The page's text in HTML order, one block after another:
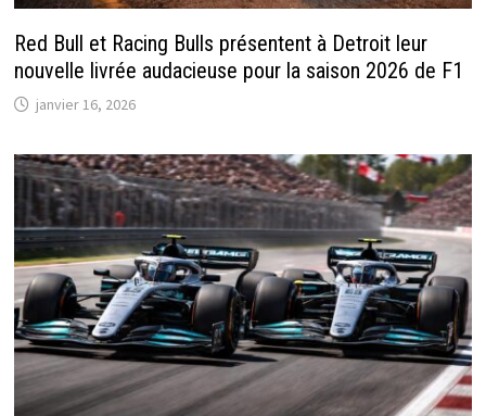
Red Bull et Racing Bulls présentent à Detroit leur
nouvelle livrée audacieuse pour la saison 2026 de F1
janvier 16, 2026